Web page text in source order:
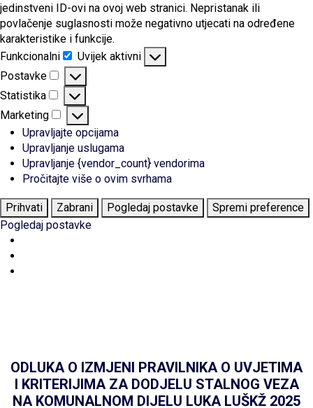
jedinstveni ID-ovi na ovoj web stranici. Nepristanak ili
povlačenje suglasnosti može negativno utjecati na određene
karakteristike i funkcije.
Funkcionalni
Funkcionalni
Uvijek aktivni
Postavke
Postavke
Statistika
Statistika
Marketing
Marketing
Upravljajte opcijama
Upravljanje uslugama
Upravljanje {vendor_count} vendorima
Pročitajte više o ovim svrhama
Prihvati Zabrani Pogledaj postavke
Spremi preference
Pogledaj postavke
ODLUKA O IZMJENI PRAVILNIKA O UVJETIMA
I KRITERIJIMA ZA DODJELU STALNOG VEZA
NA KOMUNALNOM DIJELU LUKA LUŠKŽ 2025